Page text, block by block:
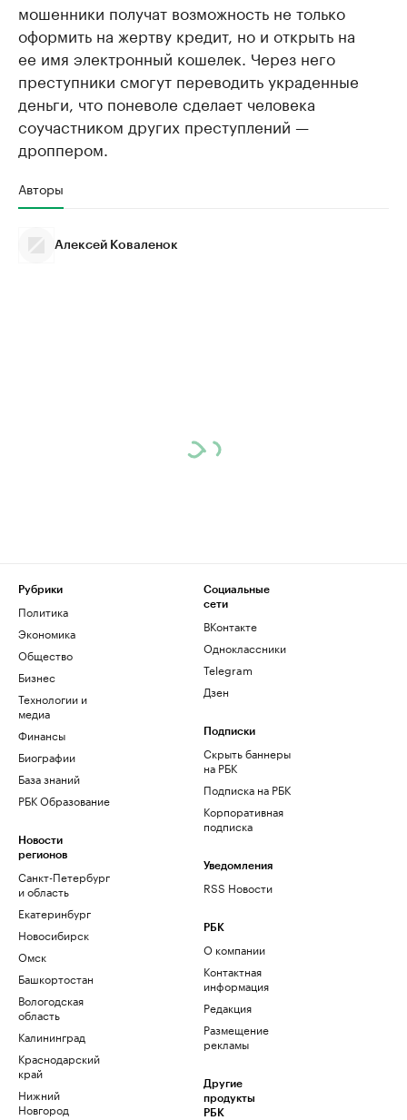
мошенники получат возможность не только
оформить на жертву кредит, но и открыть на
ее имя электронный кошелек. Через него
преступники смогут переводить украденные
деньги, что поневоле сделает человека
соучастником других преступлений —
дроппером.
Авторы
Алексей Коваленок
Рубрики
Политика
Экономика
Общество
Бизнес
Технологии и
медиа
Финансы
Биографии
База знаний
РБК Образование
Новости
регионов
Санкт-Петербург
и область
Екатеринбург
Новосибирск
Омск
Башкортостан
Вологодская
область
Калининград
Краснодарский
край
Нижний
Новгород
Социальные
сети
ВКонтакте
Одноклассники
Telegram
Дзен
Подписки
Скрыть баннеры
на РБК
Подписка на РБК
Корпоративная
подписка
Уведомления
RSS Новости
РБК
О компании
Контактная
информация
Редакция
Размещение
рекламы
Другие
продукты
РБК